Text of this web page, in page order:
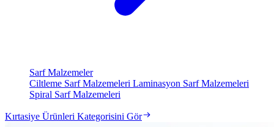
Sarf Malzemeler
Ciltleme Sarf Malzemeleri Laminasyon Sarf Malzemeleri
Spiral Sarf Malzemeleri
Kırtasiye Ürünleri Kategorisini Gör